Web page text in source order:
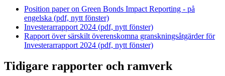
Position paper on Green Bonds Impact Reporting - på
engelska (pdf, nytt fönster)
Investerarrapport 2024 (pdf, nytt fönster)
Rapport över särskilt överenskomna granskningsåtgärder för
Investerarrapport 2024 (pdf, nytt fönster)
Tidigare rapporter och ramverk